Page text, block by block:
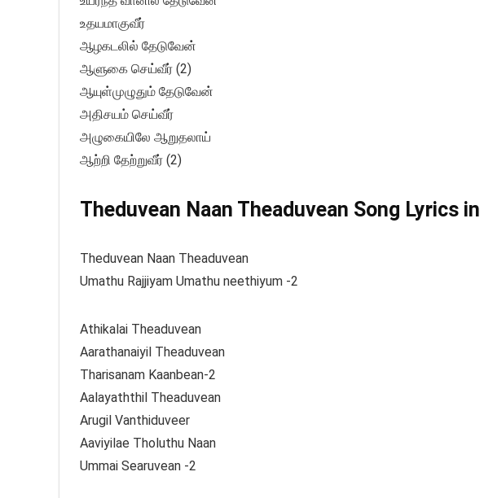
உதயமாகுவீர்
ஆழகடலில் தேடுவேன்
ஆளுகை செய்வீர் (2)
ஆயுள்முழுதும் தேடுவேன்
அதிசயம் செய்வீர்
அழுகையிலே ஆறுதலாய்
ஆற்றி தேற்றுவீர் (2)
Theduvean Naan Theaduvean Song Lyrics
Theduvean Naan Theaduvean
Umathu Rajjiyam Umathu neethiyum -2
Athikalai Theaduvean
Aarathanaiyil Theaduvean
Tharisanam Kaanbean-2
Aalayaththil Theaduvean
Arugil Vanthiduveer
Aaviyilae Tholuthu Naan
Ummai Searuvean -2